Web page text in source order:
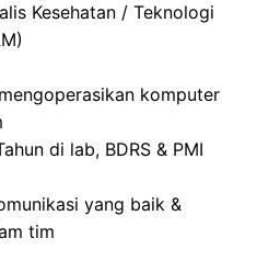
Kesehatan / Teknologi
komputer
di lab, BDRS & PMI
yang baik &
tim